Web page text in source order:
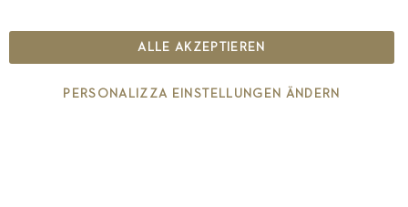
IT00126670215
ALLE AKZEPTIEREN
PERSONALIZZA EINSTELLUNGEN ÄNDERN